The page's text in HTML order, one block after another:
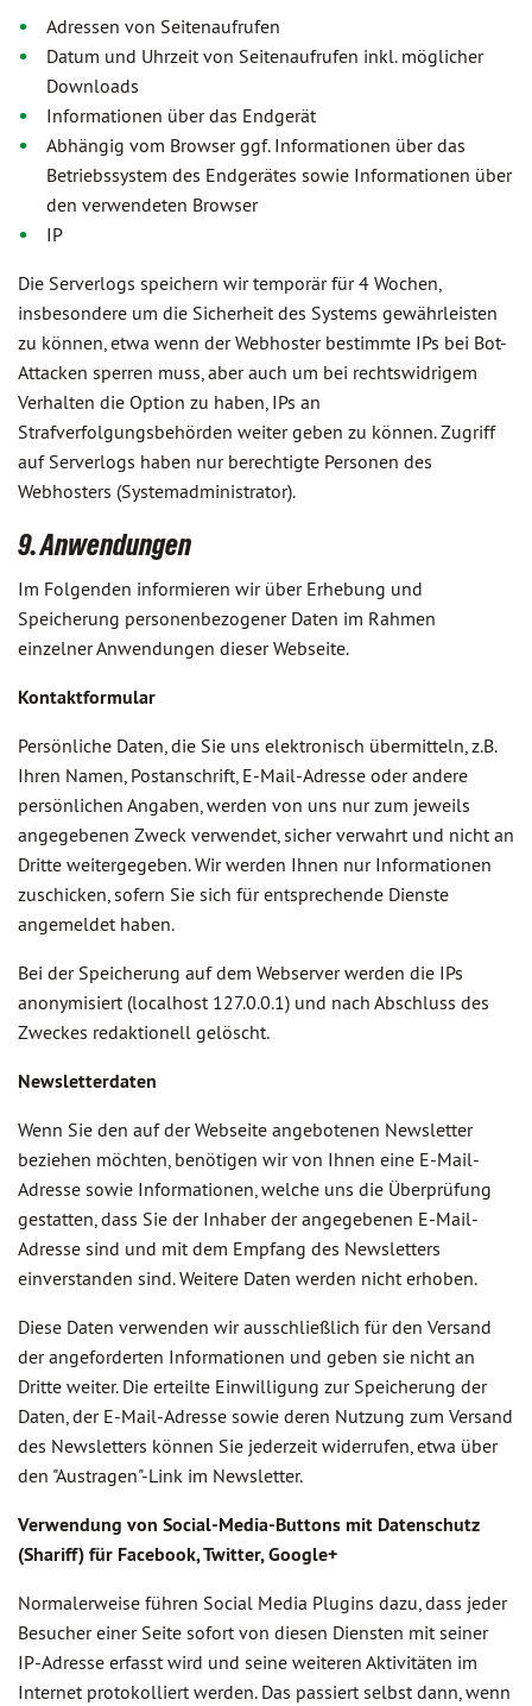
Adressen von Seitenaufrufen
Datum und Uhrzeit von Seitenaufrufen inkl. möglicher
Downloads
Informationen über das Endgerät
Abhängig vom Browser ggf. Informationen über das
Betriebssystem des Endgerätes sowie Informationen über
den verwendeten Browser
IP
Die Serverlogs speichern wir temporär für 4 Wochen,
insbesondere um die Sicherheit des Systems gewährleisten
zu können, etwa wenn der Webhoster bestimmte IPs bei Bot-
Attacken sperren muss, aber auch um bei rechtswidrigem
Verhalten die Option zu haben, IPs an
Strafverfolgungsbehörden weiter geben zu können. Zugriff
auf Serverlogs haben nur berechtigte Personen des
Webhosters (Systemadministrator).
9. Anwendungen
Im Folgenden informieren wir über Erhebung und
Speicherung personenbezogener Daten im Rahmen
einzelner Anwendungen dieser Webseite.
Kontaktformular
Persönliche Daten, die Sie uns elektronisch übermitteln, z.B.
Ihren Namen, Postanschrift, E-Mail-Adresse oder andere
persönlichen Angaben, werden von uns nur zum jeweils
angegebenen Zweck verwendet, sicher verwahrt und nicht an
Dritte weitergegeben. Wir werden Ihnen nur Informationen
zuschicken, sofern Sie sich für entsprechende Dienste
angemeldet haben.
Bei der Speicherung auf dem Webserver werden die IPs
anonymisiert (localhost 127.0.0.1) und nach Abschluss des
Zweckes redaktionell gelöscht.
Newsletterdaten
Wenn Sie den auf der Webseite angebotenen Newsletter
beziehen möchten, benötigen wir von Ihnen eine E-Mail-
Adresse sowie Informationen, welche uns die Überprüfung
gestatten, dass Sie der Inhaber der angegebenen E-Mail-
Adresse sind und mit dem Empfang des Newsletters
einverstanden sind. Weitere Daten werden nicht erhoben.
Diese Daten verwenden wir ausschließlich für den Versand
der angeforderten Informationen und geben sie nicht an
Dritte weiter. Die erteilte Einwilligung zur Speicherung der
Daten, der E-Mail-Adresse sowie deren Nutzung zum Versand
des Newsletters können Sie jederzeit widerrufen, etwa über
den "Austragen"-Link im Newsletter.
Verwendung von Social-Media-Buttons mit Datenschutz
(Shariff) für Facebook, Twitter, Google+
Normalerweise führen Social Media Plugins dazu, dass jeder
Besucher einer Seite sofort von diesen Diensten mit seiner
IP-Adresse erfasst wird und seine weiteren Aktivitäten im
Internet protokolliert werden. Das passiert selbst dann, wenn